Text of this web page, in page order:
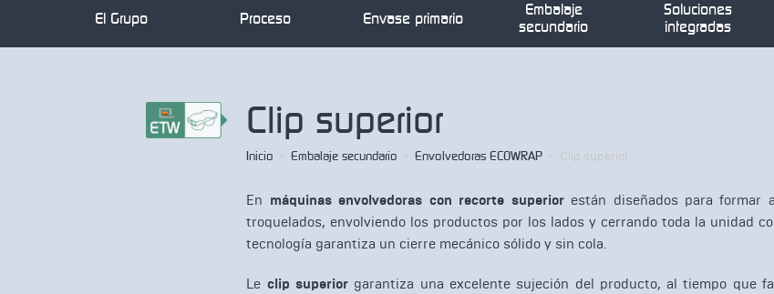
El Grupo Proceso Envase primario
Embalaje
secundario
Soluciones
integradas
Clip superior
Inicio > Embalaje secundario > Envolvedoras ECOWRAP > Clip superior
En máquinas envolvedoras con recorte superiorestán diseñados para formar
troquelados, envolviendo los productos por los lados y cerrando toda la unidad
tecnología garantiza un cierre mecánico sólido y sin cola.
Le clip superior garantiza una excelente sujeción del producto, al tiempo que